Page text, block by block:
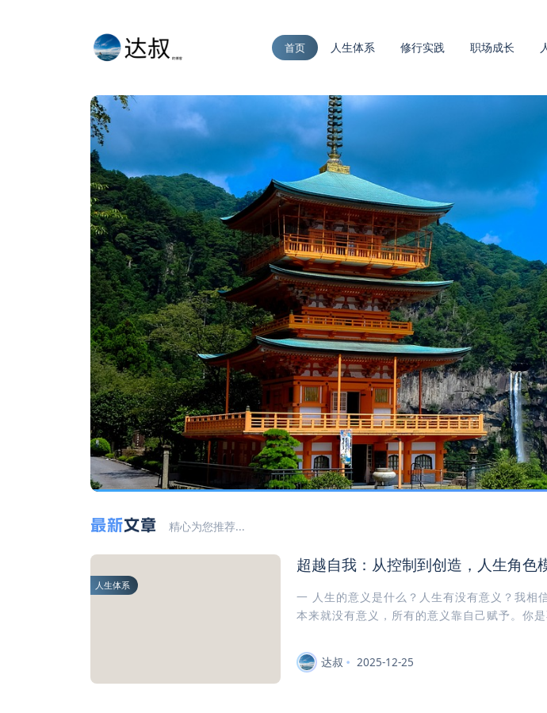
首页 人生体系 修行实践 职场成长
最新文章 精心为您推荐...
人生体系
超越自我：从控制到创造，人生角色
一 人生的意义是什么？人生有没有意义？我相
本来就没有意义，所有的意义靠自己赋予。你
达叔 2025-12-25